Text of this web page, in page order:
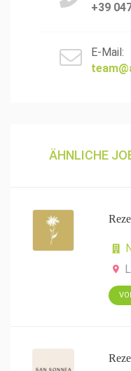
+39
E-Mail:
ÄHNLICHE